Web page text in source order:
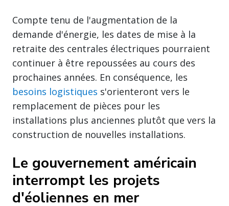
Compte tenu de l'augmentation de la
demande d'énergie, les dates de mise à la
retraite des centrales électriques pourraient
continuer à être repoussées au cours des
prochaines années. En conséquence, les
besoins logistiques s'orienteront vers le
remplacement de pièces pour les
installations plus anciennes plutôt que vers la
construction de nouvelles installations.
Le gouvernement américain
interrompt les projets
d'éoliennes en mer